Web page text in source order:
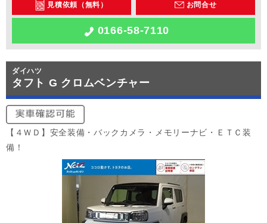
見積依頼（無料） お問合せ
0166-58-7110
ダイハツ
タフト G クロムベンチャー
【４ＷＤ】安全装備・バックカメラ・メモリーナビ・ＥＴＣ装
備！